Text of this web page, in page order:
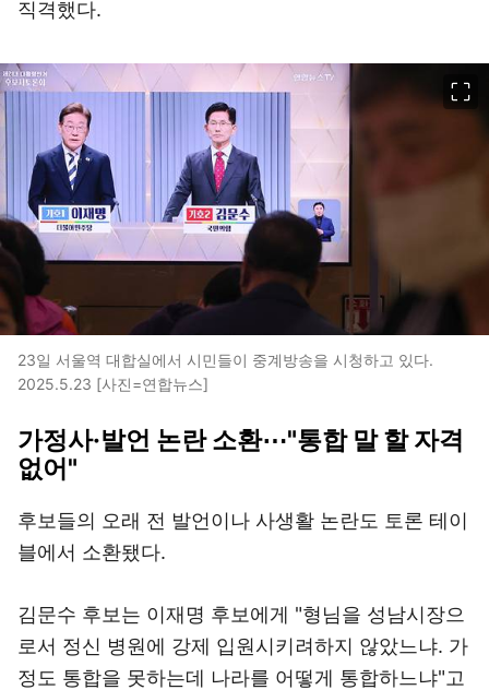
직격했다.
23일 서울역 대합실에서 시민들이 중계방송을 시청하고 있다.
2025.5.23 [사진=연합뉴스]
가정사·발언 논란 소환⋯"통합 말 할 자격
없어"
후보들의 오래 전 발언이나 사생활 논란도 토론 테이
블에서 소환됐다.
김문수 후보는 이재명 후보에게 "형님을 성남시장으
로서 정신 병원에 강제 입원시키려하지 않았느냐. 가
정도 통합을 못하는데 나라를 어떻게 통합하느냐"고